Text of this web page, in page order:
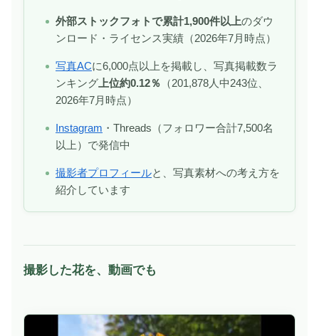
外部ストックフォトで累計1,900件以上のダウ
ンロード・ライセンス実績（2026年7月時点）
写真ACに6,000点以上を掲載し、写真掲載数ラ
ンキング 上位約0.12％ （201,878人中243位、
2026年7月時点）
Instagram ・Threads（フォロワー合計7,500名
以上）で発信中
撮影者プロフィールと、写真素材への考え方を
紹介しています
撮影した花を、動画でも